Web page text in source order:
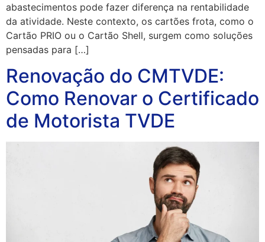
abastecimentos pode fazer diferença na rentabilidade
da atividade. Neste contexto, os cartões frota, como o
Cartão PRIO ou o Cartão Shell, surgem como soluções
pensadas para […]
Renovação do CMTVDE:
Como Renovar o Certificado
de Motorista TVDE